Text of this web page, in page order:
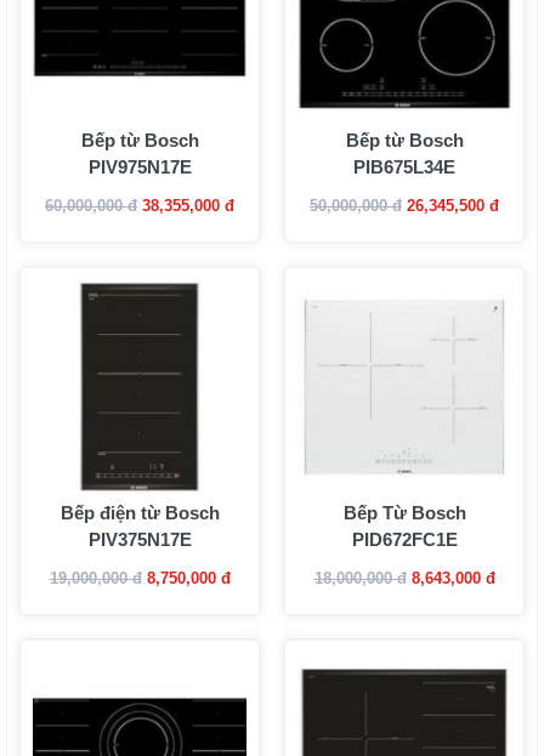
Bếp từ Bosch
PIV975N17E
60,000,000 đ 38,355,000 đ
Bếp từ Bosch
PIB675L34E
50,000,000 đ 26,345,500 đ
Bếp điện từ Bosch
PIV375N17E
19,000,000 đ 8,750,000 đ
Bếp Từ Bosch
PID672FC1E
18,000,000 đ 8,643,000 đ